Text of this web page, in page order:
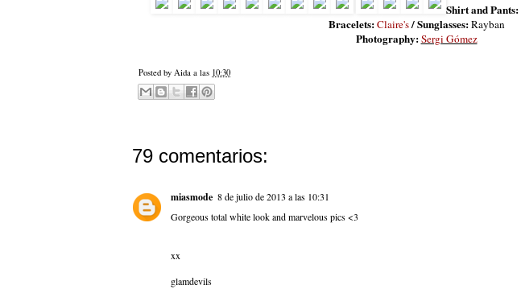
Shirt and Pants:
Bracelets:Claire's/ Sunglasses:Rayban
Photography:Sergi Gómez
Posted by Aida a las 10:30
79 comentarios:
miasmode 8 de julio de 2013 a las 10:31
Gorgeous total white look and marvelous pics <3
xx
glamdevils